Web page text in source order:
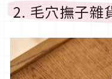
2. 毛穴撫子雜